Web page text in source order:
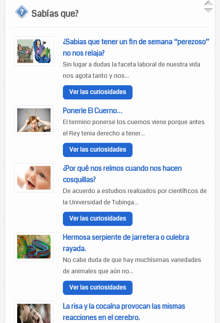
Sabías que?
¿Sabias que tener un fin de semana “perezoso”
no nos relaja?
Sin lugar a dudas la faceta laboral de nuestra vida
nos agota tanto y nos...
Ver las curiosidades
Ponerle El Cuerno…
El termino ponerse los cuernos viene porque antes
el Rey tenia derecho a tener...
Ver las curiosidades
¿Por qué nos reímos cuando nos hacen
cosquillas?
De acuerdo a estudios realizados por científicos de
la Universidad de Tubinga...
Ver las curiosidades
Hermosa serpiente de jarretera o culebra
rayada.
No cabe duda de que hay muchísimas variedades
de animales que aún no...
Ver las curiosidades
La risa y la cocaína provocan las mismas
reacciones en el cerebro.